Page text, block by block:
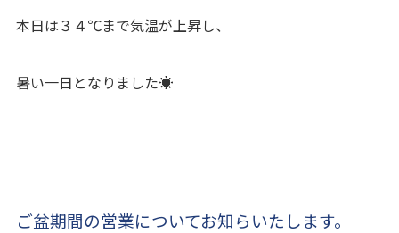
本日は３４℃まで気温が上昇し、
暑い一日となりました☀
ご盆期間の営業についてお知らいたします。